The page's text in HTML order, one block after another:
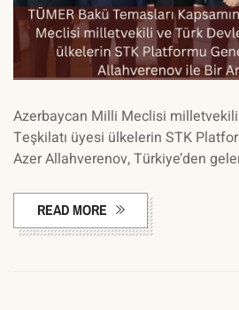
Azerbaycan Milli Meclisi
Teşkilatı üyesi ülkelerin STK
Azer Allahverenov, Türkiye’den
READ MORE